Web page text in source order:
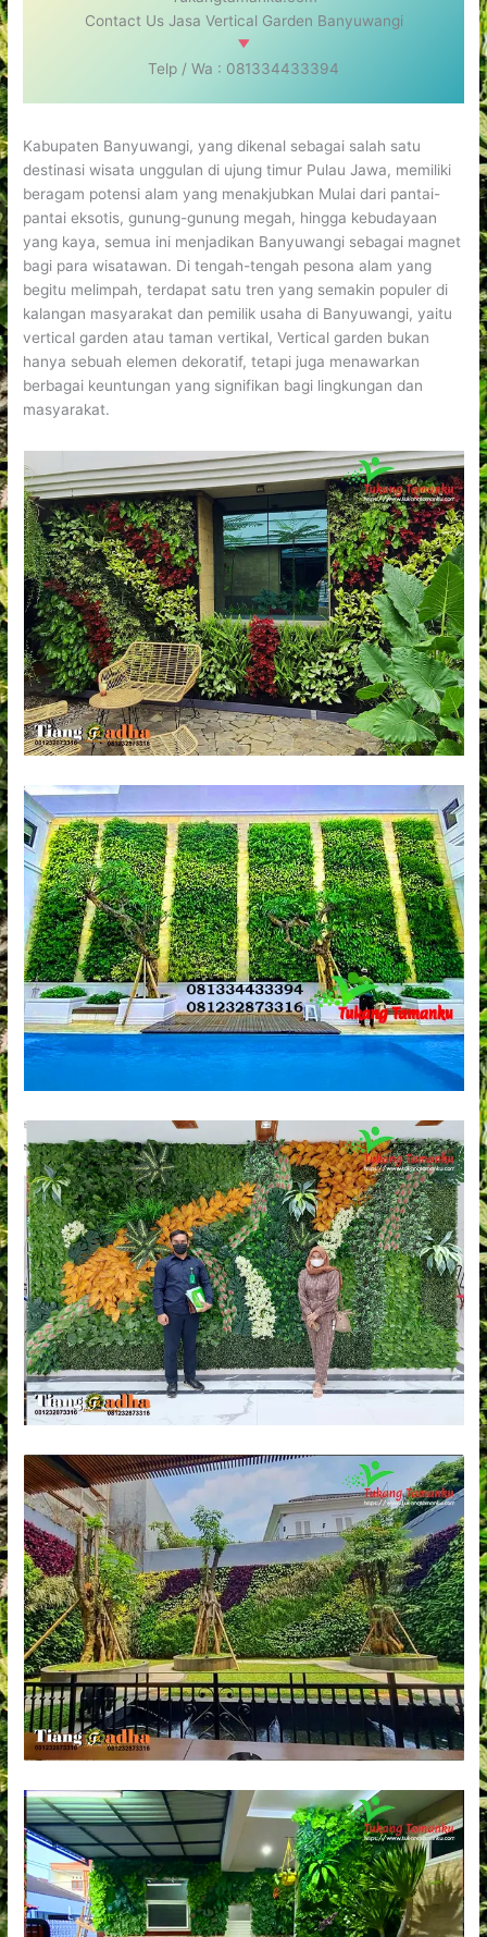
Contact Us Jasa Vertical Garden Banyuwangi
Telp / Wa : 081334433394
Kabupaten Banyuwangi, yang dikenal sebagai salah satu
destinasi wisata unggulan di ujung timur Pulau Jawa, memiliki
beragam potensi alam yang menakjubkan Mulai dari pantai-
pantai eksotis, gunung-gunung megah, hingga kebudayaan
yang kaya, semua ini menjadikan Banyuwangi sebagai magnet
bagi para wisatawan. Di tengah-tengah pesona alam yang
begitu melimpah, terdapat satu tren yang semakin populer di
kalangan masyarakat dan pemilik usaha di Banyuwangi, yaitu
vertical garden atau taman vertikal, Vertical garden bukan
hanya sebuah elemen dekoratif, tetapi juga menawarkan
berbagai keuntungan yang signifikan bagi lingkungan dan
masyarakat.